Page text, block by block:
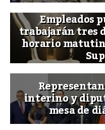
Empleados
trabajarán tres
horario
interino y
mesa de